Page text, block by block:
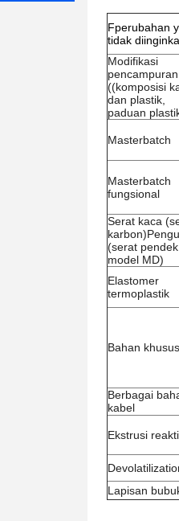
Fperubahan
tidak
Modifikasi
pencampuran
((komposisi
dan plastik,
paduan
Masterbatch
Masterbatch
fungsional
Serat kaca
(serat pendek
model MD)
Elastomer
termoplastik
Bahan khusus
Berbagai
kabel
Ekstrusi
Lapisan